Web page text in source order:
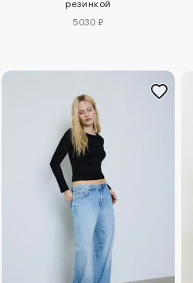
резинкой
5030 ₽